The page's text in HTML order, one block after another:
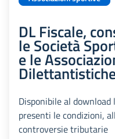
DL Fiscale,
le Società
e le
Disponibile al download
presenti le condizioni,
controversie tributarie